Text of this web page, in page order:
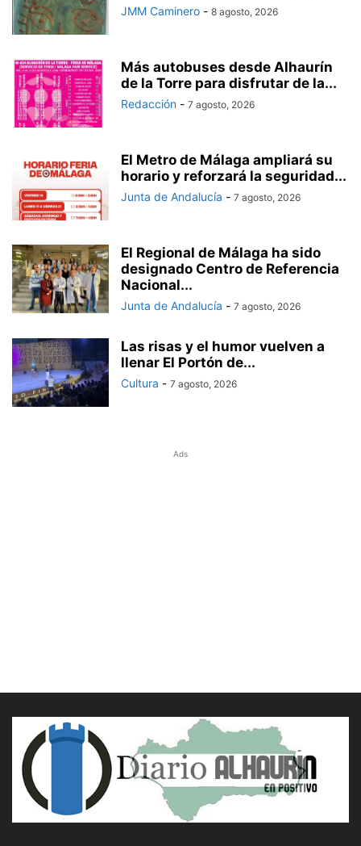
JMM Caminero - 8 agosto, 2026
Más autobuses desde Alhaurín
de la Torre para disfrutar de la...
Redacción - 7 agosto, 2026
El Metro de Málaga ampliará su
horario y reforzará la seguridad...
Junta de Andalucía - 7 agosto, 2026
El Regional de Málaga ha sido
designado Centro de Referencia
Nacional...
Junta de Andalucía - 7 agosto, 2026
Las risas y el humor vuelven a
llenar El Portón de...
Cultura - 7 agosto, 2026
Ads